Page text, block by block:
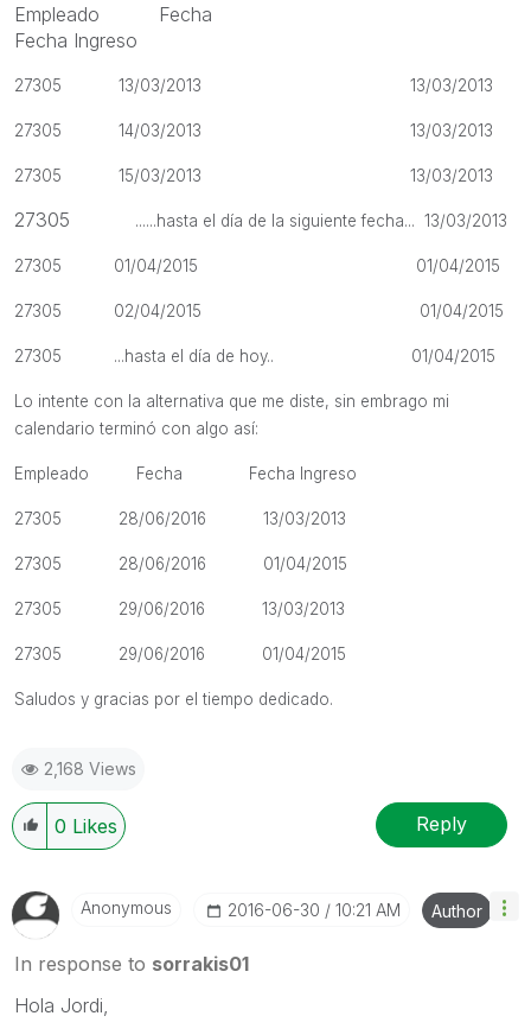
Empleado Fecha
Fecha Ingreso
27305 13/03/2013 13/03/2013
27305 14/03/2013 13/03/2013
27305 15/03/2013 13/03/2013
27305 ......hasta el día de la siguiente fecha... 13/03/2013
27305 01/04/2015 01/04/2015
27305 02/04/2015 01/04/2015
27305 ...hasta el día de hoy.. 01/04/2015
Lo intente con la alternativa que me diste, sin embrago mi
calendario terminó con algo así:
Empleado Fecha Fecha Ingreso
27305 28/06/2016 13/03/2013
27305 28/06/2016 01/04/2015
27305 29/06/2016 13/03/2013
27305 29/06/2016 01/04/2015
Saludos y gracias por el tiempo dedicado.
2,168 Views
0 Likes Reply
Anonymous ‎2016-06-30 10:21 AM Author
In response to sorrakis01
Hola Jordi,